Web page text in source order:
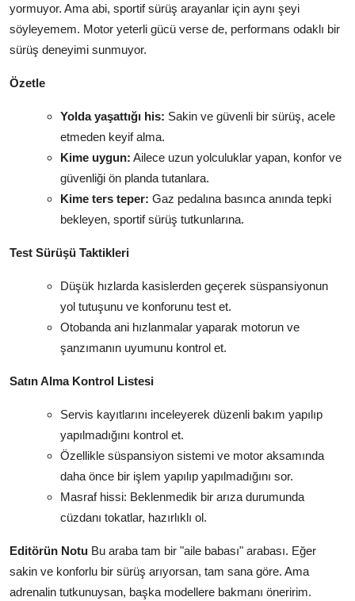
yormuyor. Ama abi, sportif sürüş arayanlar için aynı şeyi
söyleyemem. Motor yeterli gücü verse de, performans odaklı bir
sürüş deneyimi sunmuyor.
Özetle
Yolda yaşattığı his: Sakin ve güvenli bir sürüş, acele
etmeden keyif alma.
Kime uygun: Ailece uzun yolculuklar yapan, konfor ve
güvenliği ön planda tutanlara.
Kime ters teper: Gaz pedalına basınca anında tepki
bekleyen, sportif sürüş tutkunlarına.
Test Sürüşü Taktikleri
Düşük hızlarda kasislerden geçerek süspansiyonun
yol tutuşunu ve konforunu test et.
Otobanda ani hızlanmalar yaparak motorun ve
şanzımanın uyumunu kontrol et.
Satın Alma Kontrol Listesi
Servis kayıtlarını inceleyerek düzenli bakım yapılıp
yapılmadığını kontrol et.
Özellikle süspansiyon sistemi ve motor aksamında
daha önce bir işlem yapılıp yapılmadığını sor.
Masraf hissi: Beklenmedik bir arıza durumunda
cüzdanı tokatlar, hazırlıklı ol.
Editörün Notu Bu araba tam bir "aile babası" arabası. Eğer
sakin ve konforlu bir sürüş arıyorsan, tam sana göre. Ama
adrenalin tutkunuysan, başka modellere bakmanı öneririm.